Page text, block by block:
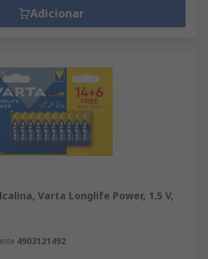
Adicionar
Varta Longlife Power, 1.5 V,
4903121492